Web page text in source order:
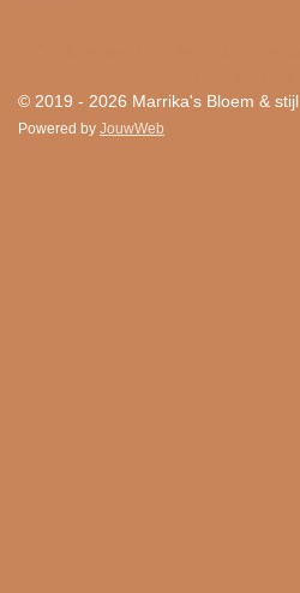
© 2019 - 2026 Marrika's Bloem & stijl
Powered by JouwWeb